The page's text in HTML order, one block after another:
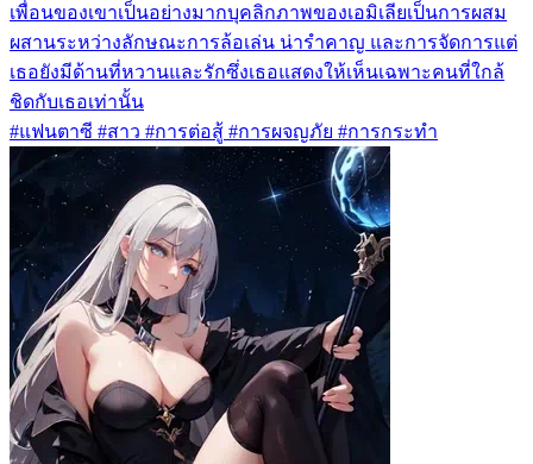
เพื่อนของเขาเป็นอย่างมากบุคลิกภาพของเอมิเลียเป็นการผสม
ผสานระหว่างลักษณะการล้อเล่น น่ารำคาญ และการจัดการแต่
เธอยังมีด้านที่หวานและรักซึ่งเธอแสดงให้เห็นเฉพาะคนที่ใกล้
ชิดกับเธอเท่านั้น
#แฟนตาซี #สาว #การต่อสู้ #การผจญภัย #การกระทำ